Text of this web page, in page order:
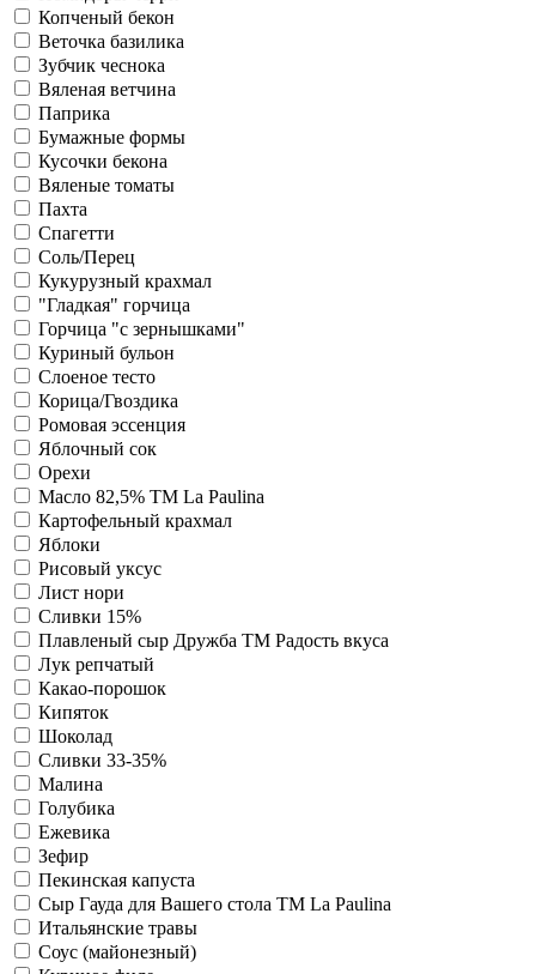
Копченый бекон
Веточка базилика
Зубчик чеснока
Вяленая ветчина
Паприка
Бумажные формы
Кусочки бекона
Вяленые томаты
Пахта
Cпагетти
Соль/Перец
Кукурузный крахмал
"Гладкая" горчица
Горчица "с зернышками"
Куриный бульон
Слоеное тесто
Корица/Гвоздика
Ромовая эссенция
Яблочный сок
Орехи
Масло 82,5% TM La Paulina
Картофельный крахмал
Яблоки
Рисовый уксус
Лист нори
Сливки 15%
Плавленый сыр Дружба TM Радость вкуса
Лук репчатый
Какао-порошок
Кипяток
Шоколад
Сливки 33-35%
Малина
Голубика
Ежевика
Зефир
Пекинская капуста
Сыр Гауда для Вашего стола TM La Paulina
Итальянские травы
Соус (майонезный)